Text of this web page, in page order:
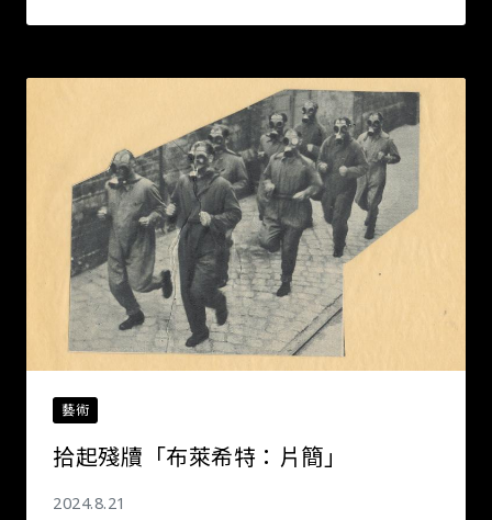
藝術
拾起殘牘――「布萊希特：片簡」
2024.8.21